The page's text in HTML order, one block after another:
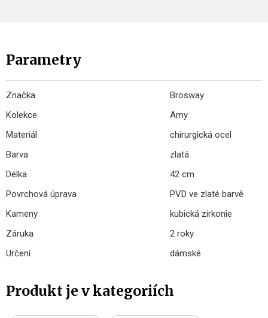
Parametry
Značka
Brosway
Kolekce
Amy
Materiál
chirurgická ocel
Barva
zlatá
Délka
42 cm
Povrchová úprava
PVD ve zlaté barvě
Kameny
kubická zirkonie
Záruka
2 roky
Určení
dámské
Produkt je v kategoriích